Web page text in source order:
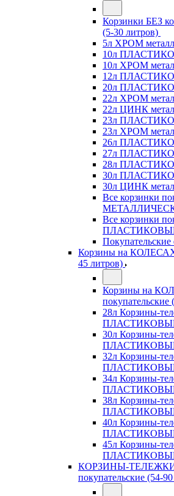
Корзинки БЕЗ
(5-30 литров)
5л ХРОМ
10л
10л ХРОМ
12л
20л
22л ХРОМ
22л ЦИНК
23л
23л ХРОМ
26л
27л
28л
30л
30л ЦИНК
Все корзинки
Все корзинки
Корзины на КОЛЕСАХ
45 литров)
Корзины на
покупательские
28л Корзины-
30л Корзины-
32л Корзины-
34л Корзины-
38л Корзины-
40л Корзины-
45л Корзины-
КОРЗИНЫ-ТЕЛЕЖКИ
покупательские (54-